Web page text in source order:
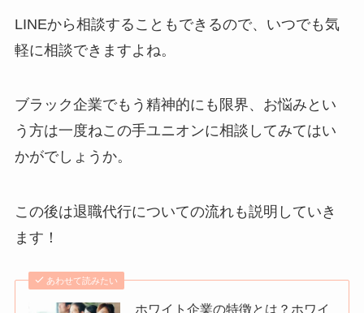
LINEから相談することもできるので、いつでも気
軽に相談できますよね。
ブラック企業でもう精神的にも限界、お悩みとい
う方は一度ねこの手ユニオンに相談してみてはい
かがでしょうか。
この後は退職代行についての流れも説明していき
ます！
あわせて読みたい
ホワイト企業の特徴とは？ホワイ